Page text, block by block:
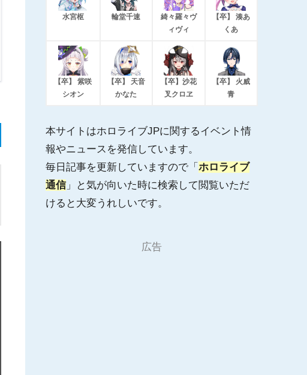
水宮枢 輪堂千速
綺々羅々ヴ
ィヴィ
【卒】 湊あ
くあ
【卒】 紫咲
シオン
【卒】 天音
かなた
【卒】沙花
叉クロヱ
【卒】 火威
青
本サイトはホロライブJPに関するイベント情
報やニュースを発信しています。
毎日記事を更新していますので「 ホロライブ
通信」と気が向いた時に検索して閲覧いただ
けると大変うれしいです。
広告